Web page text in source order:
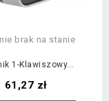
brak na stanie
1-Klawiszowy...
Cena
61,27 zł